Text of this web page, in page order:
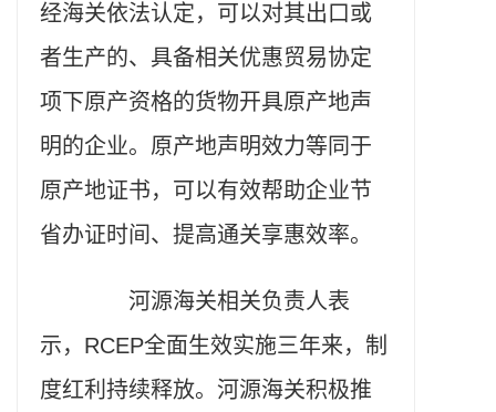
经海关依法认定，可以对其出口或
者生产的、具备相关优惠贸易协定
项下原产资格的货物开具原产地声
明的企业。原产地声明效力等同于
原产地证书，可以有效帮助企业节
省办证时间、提高通关享惠效率。
河源海关相关负责人表
示，RCEP全面生效实施三年来，制
度红利持续释放。河源海关积极推